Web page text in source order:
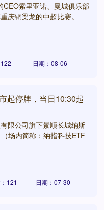
索里亚诺、曼城俱乐部
庆铜梁龙的中超比赛。
日期：08-06
起停牌，当日10:30起
限公司旗下景顺长城纳斯
场内简称：纳指科技ETF
121 日期：07-30